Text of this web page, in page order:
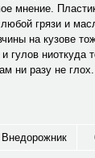
мнение.
грязи и
на кузове
гулов
ни разу не
Внедорожник